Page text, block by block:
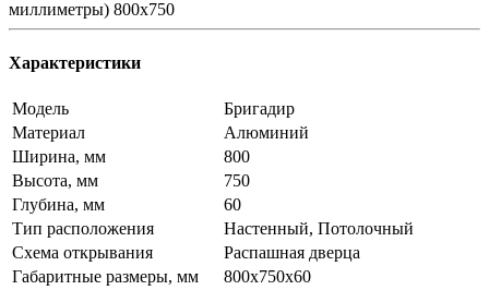
миллиметры) 800x750
Характеристики
Модель
Бригадир
Материал
Алюминий
Ширина, мм
800
Высота, мм
750
Глубина, мм
60
Тип расположения
Настенный, Потолочный
Схема открывания
Распашная дверца
Габаритные размеры, мм
800х750х60